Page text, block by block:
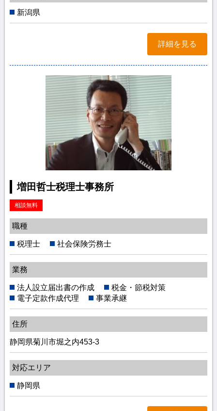
新潟県
詳細を見る
増田哲士税理士事務所
相談無料
職種
税理士 社会保険労務士
業務
法人設立届出書の作成
税金・節税対策
電子定款作成代理
事業承継
住所
静岡県菊川市堀之内453-3
対応エリア
静岡県